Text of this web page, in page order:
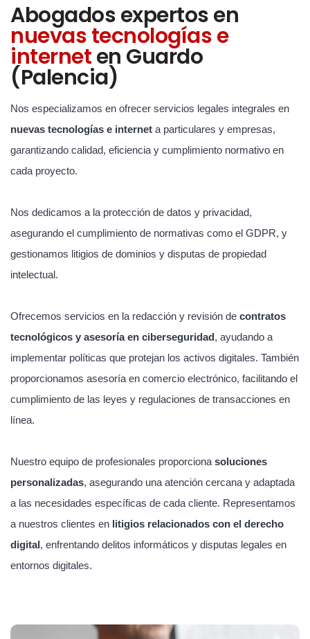
Abogados expertos en
nuevas tecnologías e
interneten Guardo
(Palencia)
Nos especializamos en ofrecer servicios legales integrales en
nuevas tecnologías e internet a particulares y empresas,
garantizando calidad, eficiencia y cumplimiento normativo en
cada proyecto.
Nos dedicamos a la protección de datos y privacidad,
asegurando el cumplimiento de normativas como el GDPR, y
gestionamos litigios de dominios y disputas de propiedad
intelectual.
Ofrecemos servicios en la redacción y revisión de contratos
tecnológicos y asesoría en ciberseguridad, ayudando a
implementar políticas que protejan los activos digitales. También
proporcionamos asesoría en comercio electrónico, facilitando el
cumplimiento de las leyes y regulaciones de transacciones en
línea.
Nuestro equipo de profesionales proporciona soluciones
personalizadas, asegurando una atención cercana y adaptada
a las necesidades específicas de cada cliente. Representamos
a nuestros clientes en litigios relacionados con el derecho
digital, enfrentando delitos informáticos y disputas legales en
entornos digitales.